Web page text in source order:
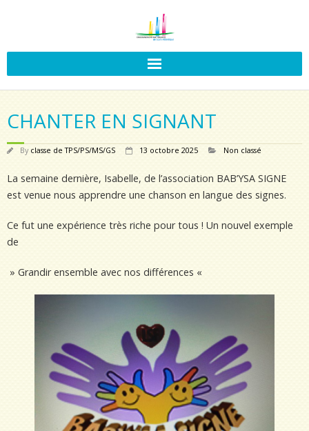
CHANTER EN SIGNANT
By classe de TPS/PS/MS/GS 13 octobre 2025 Non classé
La semaine dernière, Isabelle, de l’association BAB’YSA SIGNE
est venue nous apprendre une chanson en langue des signes.
Ce fut une expérience très riche pour tous ! Un nouvel exemple
de
» Grandir ensemble avec nos différences «